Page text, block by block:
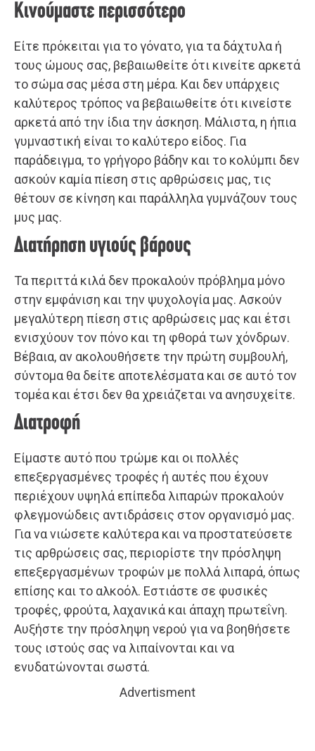
Κινούμαστε περισσότερο
Είτε πρόκειται για το γόνατο, για τα δάχτυλα ή
τους ώμους σας, βεβαιωθείτε ότι κινείτε αρκετά
το σώμα σας μέσα στη μέρα. Και δεν υπάρχεις
καλύτερος τρόπος να βεβαιωθείτε ότι κινείστε
αρκετά από την ίδια την άσκηση. Μάλιστα, η ήπια
γυμναστική είναι το καλύτερο είδος. Για
παράδειγμα, το γρήγορο βάδην και το κολύμπι δεν
ασκούν καμία πίεση στις αρθρώσεις μας, τις
θέτουν σε κίνηση και παράλληλα γυμνάζουν τους
μυς μας.
Διατήρηση υγιούς βάρους
Τα περιττά κιλά δεν προκαλούν πρόβλημα μόνο
στην εμφάνιση και την ψυχολογία μας. Ασκούν
μεγαλύτερη πίεση στις αρθρώσεις μας και έτσι
ενισχύουν τον πόνο και τη φθορά των χόνδρων.
Βέβαια, αν ακολουθήσετε την πρώτη συμβουλή,
σύντομα θα δείτε αποτελέσματα και σε αυτό τον
τομέα και έτσι δεν θα χρειάζεται να ανησυχείτε.
Διατροφή
Είμαστε αυτό που τρώμε και οι πολλές
επεξεργασμένες τροφές ή αυτές που έχουν
περιέχουν υψηλά επίπεδα λιπαρών προκαλούν
φλεγμονώδεις αντιδράσεις στον οργανισμό μας.
Για να νιώσετε καλύτερα και να προστατεύσετε
τις αρθρώσεις σας, περιορίστε την πρόσληψη
επεξεργασμένων τροφών με πολλά λιπαρά, όπως
επίσης και το αλκοόλ. Εστιάστε σε φυσικές
τροφές, φρούτα, λαχανικά και άπαχη πρωτεΐνη.
Αυξήστε την πρόσληψη νερού για να βοηθήσετε
τους ιστούς σας να λιπαίνονται και να
ενυδατώνονται σωστά.
Advertisment